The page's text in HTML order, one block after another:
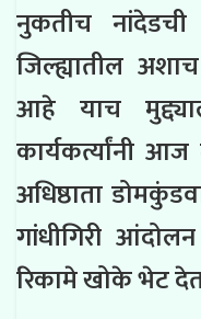
नुकतीच
जिल्ह्यातील
आहे याच
कार्यकर्त्यांनी
अधिष्ठाता
गांधीगिरी
रिकामे खोके भेट